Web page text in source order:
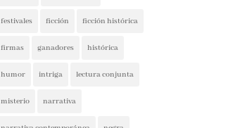
festivales ficción ficción histórica
firmas ganadores histórica
humor intriga lectura conjunta
misterio narrativa